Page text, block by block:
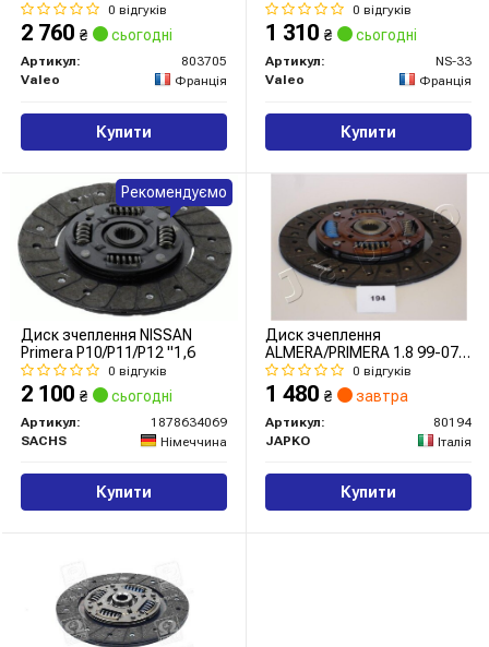
0 відгуків
2 760 ₴ сьогодні
Артикул:
803705
Valeo
Франція
Купити
0 відгуків
1 310 ₴ сьогодні
Артикул:
NS-33
Valeo
Франція
Купити
Диск зчеплення NISSAN
Primera P10/P11/P12 "1,6
0 відгуків
2 100 ₴ сьогодні
Артикул:
1878634069
SACHS
Німеччина
Купити
Рекомендуємо
Диск зчеплення
ALMERA/PRIMERA 1.8 99-07
(200mm)
0 відгуків
1 480 ₴ завтра
Артикул:
80194
JAPKO
Італія
Купити